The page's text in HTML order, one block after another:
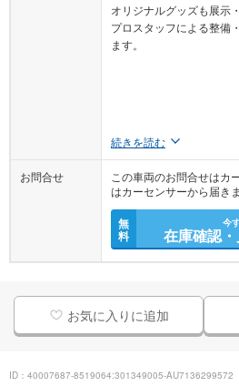
オリジナルグッズも展示
プロスタッフによる整備
ます。
続きを読む
お問合せ
この車両のお問合せはカ
はカーセンサーから届きま
無
料
今
在庫確認
お気に入りに追加
ID：40007687-8519064:301349005-AU7136299572